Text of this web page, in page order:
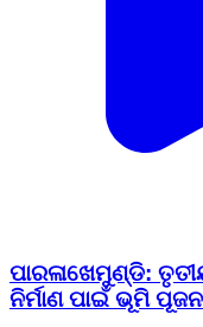
ପାରଳାଖେମୁଣ୍ଡି:
ନିର୍ମାଣ ପାଇଁ ଭୂମି